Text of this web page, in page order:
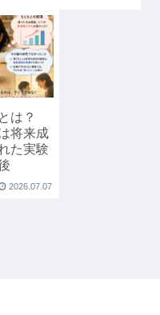
は？
将来成
た実験
2026.07.07